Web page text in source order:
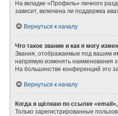
На вкладке «Профиль» личного
зависит, включена ли поддержка
Вернуться к началу
Что такое звание и как я могу
Звания, отображаемые под вашим
напрямую изменять наименования
На большинстве конференций это
Вернуться к началу
Когда я щёлкаю по ссылке
Только зарегистрированные